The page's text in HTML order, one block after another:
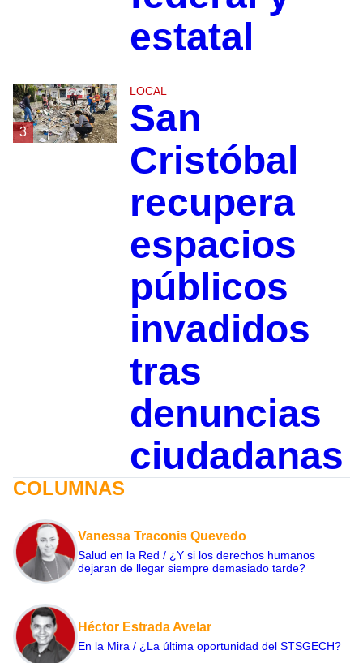
estatal
3
LOCAL
San
Cristóbal
recupera
espacios
públicos
invadidos
tras
denuncias
ciudadanas
COLUMNAS
Vanessa Traconis Quevedo
Salud en la Red / ¿Y si los derechos humanos
dejaran de llegar siempre demasiado tarde?
Héctor Estrada Avelar
En la Mira / ¿La última oportunidad del STSGECH?